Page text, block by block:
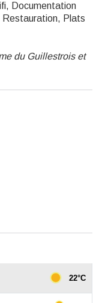
Documentation
Plats
du Guillestrois et